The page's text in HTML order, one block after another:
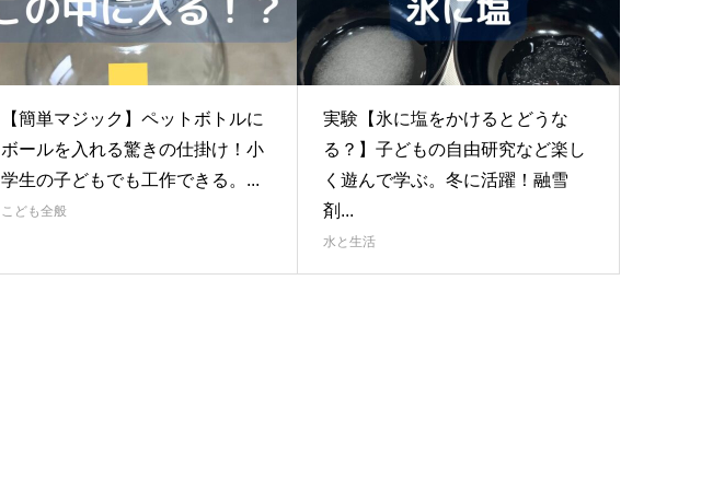
【簡単マジック】ペットボトルに
ボールを入れる驚きの仕掛け！小
学生の子どもでも工作できる。...
こども全般
実験【氷に塩をかけるとどうな
る？】子どもの自由研究など楽し
く遊んで学ぶ。冬に活躍！融雪
剤...
水と生活